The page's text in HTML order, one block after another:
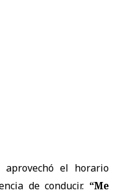
el horario
de conducir. “Me